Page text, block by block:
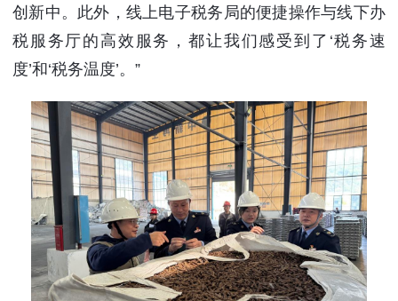
创新中。此外，线上电子税务局的便捷操作与线下办
税服务厅的高效服务，都让我们感受到了‘税务速
度’和‘税务温度’。”